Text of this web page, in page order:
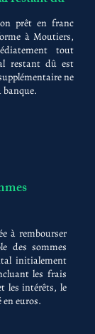
prêt en franc
à Moutiers,
tout
restant dû est
ne
banque.
à rembourser
des sommes
initialement
les frais
les intérêts, le
euros.